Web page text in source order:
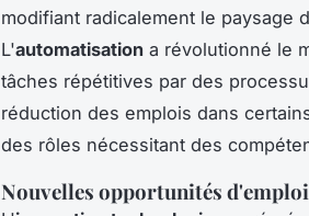
modifiant radicalement le paysage
L'automatisation a révolutionné le
tâches répétitives par des
réduction des emplois dans
des rôles nécessitant des
Nouvelles opportunités d'emploi